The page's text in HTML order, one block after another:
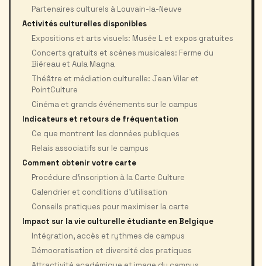
Partenaires culturels à Louvain-la-Neuve
Activités culturelles disponibles
Expositions et arts visuels: Musée L et expos gratuites
Concerts gratuits et scènes musicales: Ferme du
Biéreau et Aula Magna
Théâtre et médiation culturelle: Jean Vilar et
PointCulture
Cinéma et grands événements sur le campus
Indicateurs et retours de fréquentation
Ce que montrent les données publiques
Relais associatifs sur le campus
Comment obtenir votre carte
Procédure d’inscription à la Carte Culture
Calendrier et conditions d’utilisation
Conseils pratiques pour maximiser la carte
Impact sur la vie culturelle étudiante en Belgique
Intégration, accès et rythmes de campus
Démocratisation et diversité des pratiques